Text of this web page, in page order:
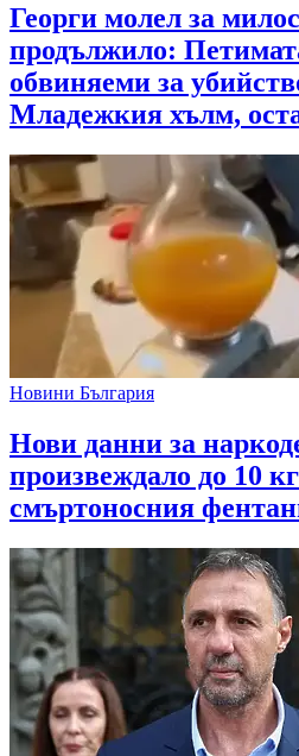
Георги молел за
продължило:
обвиняеми за
Младежкия хълм,
Новини България
Нови данни за
произвеждало до 10
смъртоносния